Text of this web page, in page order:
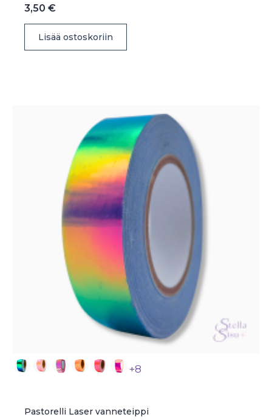
3,50 €
Lisää ostoskoriin
+8
Pastorelli Laser vanneteippi